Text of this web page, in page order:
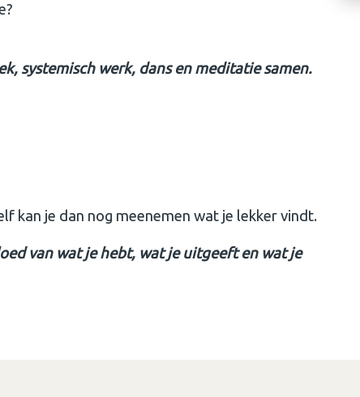
systemisch werk, dans en meditatie samen.
kan je dan nog meenemen wat je lekker vindt.
van wat je hebt, wat je uitgeeft en wat je